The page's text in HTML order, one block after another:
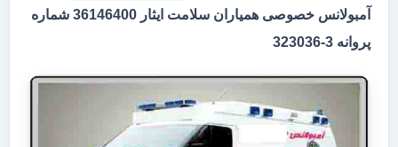
آمبولانس خصوصی همیاران سلامت ایثار 36146400 شماره
پروانه 3-323036